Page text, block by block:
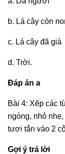
b. Lá cây còn
c. Lá cây đã già
d. Trời.
Đáp án a
Bài 4: Xếp các
ngóng, nhỏ
tươi tắn vào 2
Gợi ý trả lời